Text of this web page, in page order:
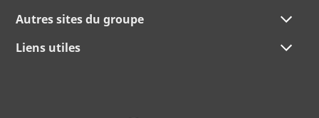
Autres sites du groupe
Liens utiles